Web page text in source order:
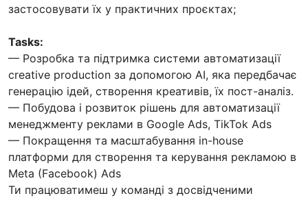
застосовувати їх у практичних проєктах;
Tasks:
— Розробка та підтримка системи автоматизації
creative production за допомогою AI, яка передбачає
генерацію ідей, створення креативів, їх пост-аналіз.
— Побудова і розвиток рішень для автоматизації
менеджменту реклами в Google Ads, TikTok Ads
— Покращення та масштабування in-house
платформи для створення та керування рекламою в
Meta (Facebook) Ads
Ти працюватимеш у команді з досвідченими